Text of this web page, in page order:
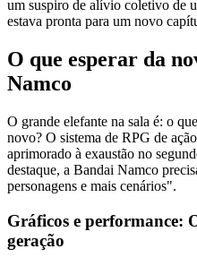
um suspiro de alívio coletivo de
estava pronta para um novo
O que esperar da
Namco
O grande elefante na sala é: o que
novo? O sistema de RPG de
aprimorado à exaustão no
destaque, a Bandai Namco
personagens e mais cenários".
Gráficos e performance:
geração